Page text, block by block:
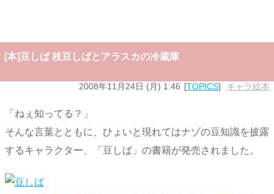
[本]豆しば 枝豆しばとアラスカの冷蔵庫
2008年11月24日 (月) 1:46 TOPICS キャラ絵本
「ねぇ知ってる？」
そんな言葉とともに、ひょいと現れてはナゾの豆知識を披露
するキャラクター、「豆しば」の書籍が発売されました。